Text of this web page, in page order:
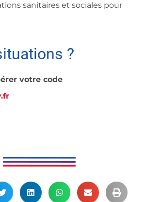
sanitaires et sociales pour
?
votre code